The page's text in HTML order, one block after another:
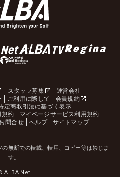
スタッフ募集
運営会社
ご利用に際して
会員規約
定商取引法に基づく表示
規約
マイページサービス利用規約
お問合せ ヘルプ サイトマップ
無断での転載、転用、コピー等は禁じま
す。
ALBA Net